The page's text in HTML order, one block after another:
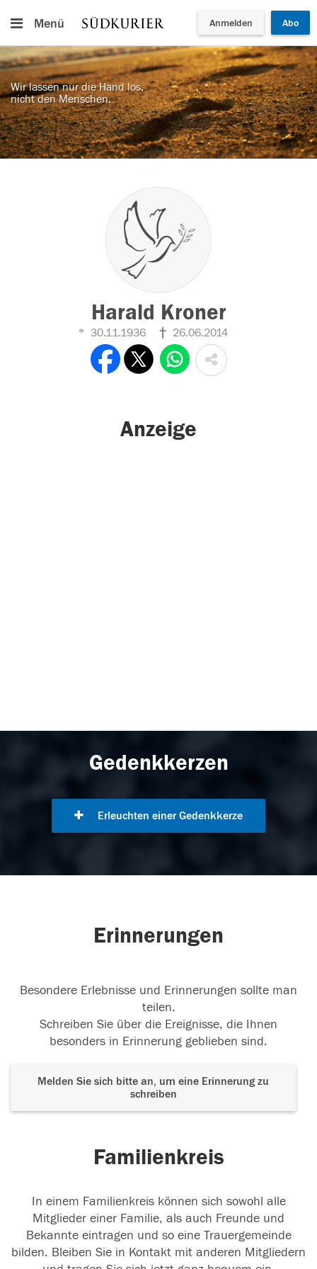
Menü Anmelden Abo
Wir lassen nur die Hand los,
nicht den Menschen.
Harald Kroner
30.11.1936 26.06.2014
Anzeige
Gedenkkerzen
Erleuchten einer Gedenkkerze
Erinnerungen
Besondere Erlebnisse und Erinnerungen sollte man
teilen.
Schreiben Sie über die Ereignisse, die Ihnen
besonders in Erinnerung geblieben sind.
Melden Sie sich bitte an, um eine Erinnerung zu
schreiben
Familienkreis
In einem Familienkreis können sich sowohl alle
Mitglieder einer Familie, als auch Freunde und
Bekannte eintragen und so eine Trauergemeinde
bilden. Bleiben Sie in Kontakt mit anderen Mitgliedern